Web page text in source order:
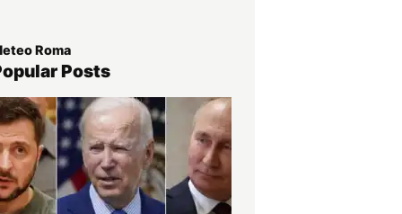
Roma
Posts